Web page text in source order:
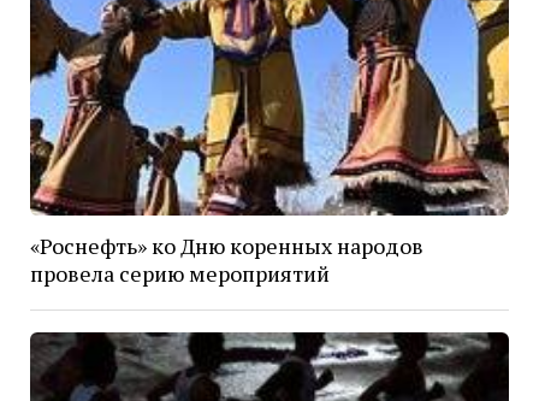
«Роснефть» ко Дню коренных народов
провела серию мероприятий